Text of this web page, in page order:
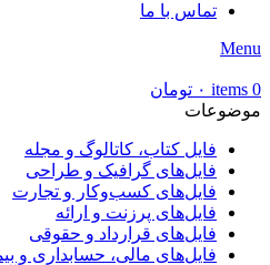
تماس با ما
Menu
0
items ۰ تومان
موضوعات
فایل کتاب، کاتالوگ و مجله
فایل‌های گرافیک و طراحی
فایل‌های کسب‌وکار و تجارت
فایل‌های پرزنت و ارائه
فایل‌های قرارداد و حقوقی
فایل‌های مالی، حسابداری و